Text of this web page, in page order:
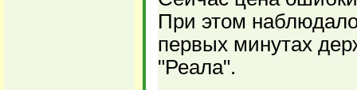
При этом
первых минутах
"Реала".